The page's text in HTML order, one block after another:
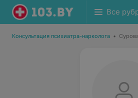
Все
Консультация психиатра-нарколога •